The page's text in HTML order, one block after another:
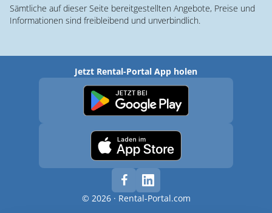
Sämtliche auf dieser Seite bereitgestellten Angebote, Preise und
Informationen sind freibleibend und unverbindlich.
Jetzt Rental-Portal App holen
© 2026 · Rental-Portal.com